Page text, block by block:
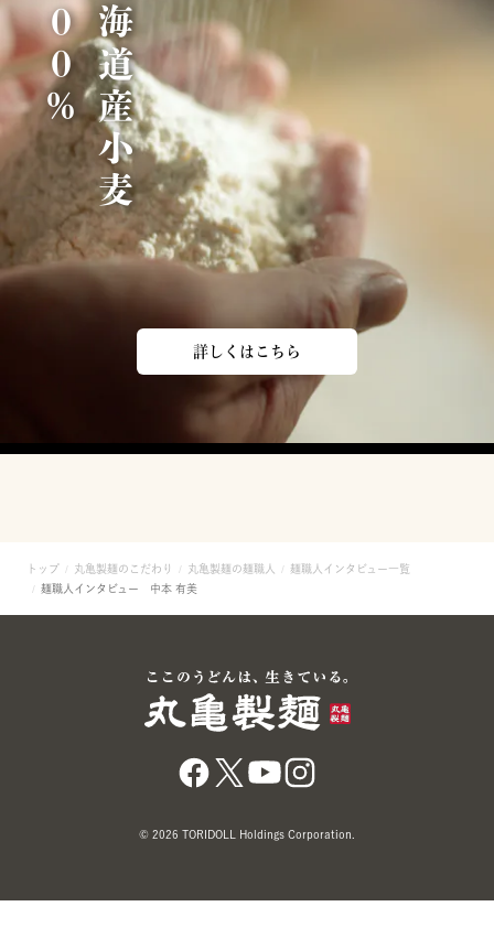
北
海
道
産
小
麦
1
0
0
％
詳しくはこちら
トップ 丸亀製麺のこだわり 丸亀製麺の麺職人
麺職人インタビュー一覧
麺職人インタビュー 中本 有美
© 2026 TORIDOLL Holdings Corporation.